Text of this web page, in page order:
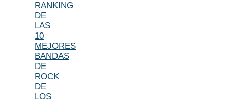
RANKING
DE
LAS
10
MEJORES
BANDAS
DE
ROCK
DE
LOS